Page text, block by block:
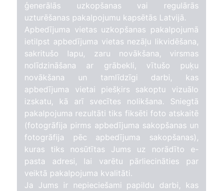
ģenerālās uzkopšanas vai regulārās
uzturēšanas pakalpojumu kapsētās Latvijā.
Apbedījuma vietas uzkopšanas pakalpojumā
ietilpst apbedījuma vietas nezāļu likvidēšana,
sakritušo lapu, zaru novākšana, virsmas
nolīdzināšana ar grābekli, vītušo puķu
novākšana un tamlīdzīgi darbi, kas
apbedījuma vietai piešķirs sakoptu vizuālo
izskatu, kā arī svecītes nolikšana. Sniegtā
pakalpojuma rezultāti tiks fiksēti foto atskaitē
(fotogrāfija pirms apbedījuma sakopšanas un
fotogrāfija pēc apbedījuma sakopšanas),
kuras tiks nosūtītas Jums uz norādīto e-
pasta adresi, lai varētu pārliecināties par
veiktā pakalpojuma kvalitāti.
Ja Jums ir nepieciešami papildu darbi, kas